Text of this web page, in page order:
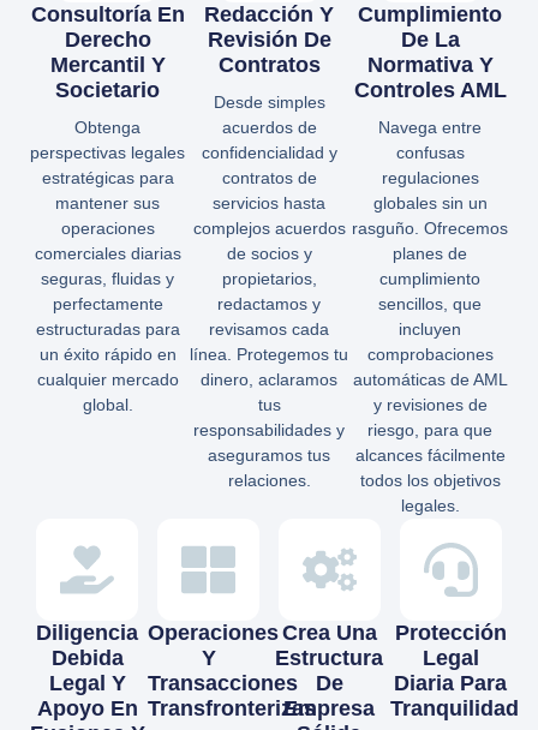
Consultoría En
Derecho
Mercantil Y
Societario
Obtenga
perspectivas legales
estratégicas para
mantener sus
operaciones
comerciales diarias
seguras, fluidas y
perfectamente
estructuradas para
un éxito rápido en
cualquier mercado
global.
Redacción Y
Revisión De
Contratos
Desde simples
acuerdos de
confidencialidad y
contratos de
servicios hasta
complejos acuerdos
de socios y
propietarios,
redactamos y
revisamos cada
línea. Protegemos tu
dinero, aclaramos
tus
responsabilidades y
aseguramos tus
relaciones.
Cumplimiento
De La
Normativa Y
Controles AML
Navega entre
confusas
regulaciones
globales sin un
rasguño. Ofrecemos
planes de
cumplimiento
sencillos, que
incluyen
comprobaciones
automáticas de AML
y revisiones de
riesgo, para que
alcances fácilmente
todos los objetivos
legales.
Diligencia
Debida
Legal Y
Apoyo En
Operaciones
Y
Transacciones
Transfronterizas
Crea Una
Estructura
De
Empresa
Protección
Legal
Diaria Para
Tranquilidad